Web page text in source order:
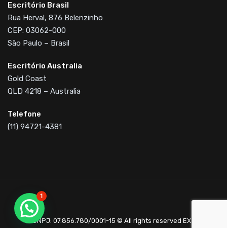
Escritório Brasil
Rua Herval, 876 Belenzinho
CEP: 03062-000
São Paulo – Brasil
Escritório Australia
Gold Coast
QLD 4218 – Australia
Telefone
(11) 94721-4381
CNPJ: 07.856.780/0001-15 © All rights reserved EX2
1